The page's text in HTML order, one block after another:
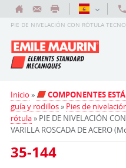
PIE DE NIVELACIÓN CON RÓTULA
Inicio » COMPONENTES
guía y rodillos» Pies de
rótula» PIE DE NIVELACIÓN
VARILLA ROSCADA DE ACERO
35-144